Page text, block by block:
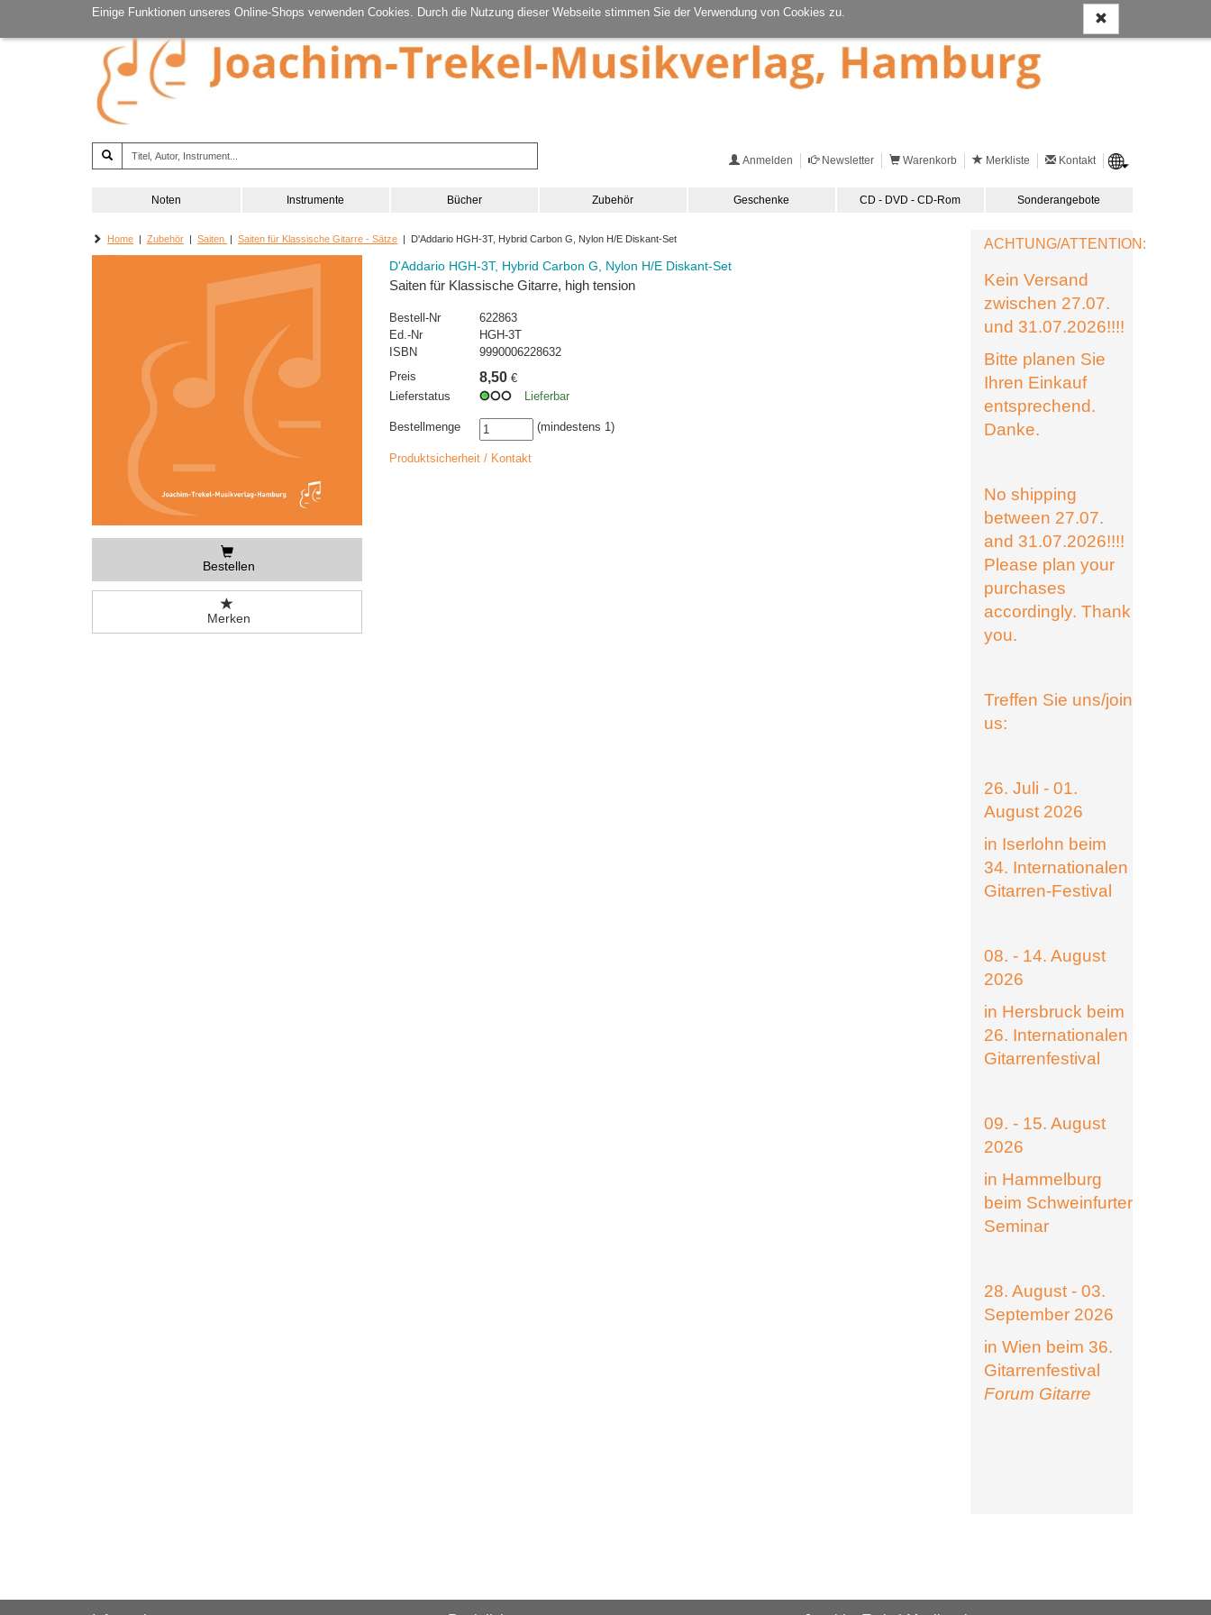
Einige Funktionen unseres Online-Shops verwenden Cookies. Durch die Nutzung dieser Webseite stimmen Sie der Verwendung von Cookies zu.
Anmelden Newsletter Warenkorb Merkliste Kontakt
Noten Instrumente Bücher Zubehör Geschenke CD - DVD - CD-Rom Sonderangebote
Home | Zubehör | Saiten | Saiten für Klassische Gitarre - Sätze | D'Addario HGH-3T, Hybrid Carbon G, Nylon H/E Diskant-Set
Bestellen
Merken
D'Addario HGH-3T, Hybrid Carbon G, Nylon H/E Diskant-Set
Saiten für Klassische Gitarre, high tension
Bestell-Nr
622863
Ed.-Nr
HGH-3T
ISBN
9990006228632
Preis
8,50 €
Lieferstatus
Lieferbar
Bestellmenge (mindestens 1)
Produktsicherheit / Kontakt
ACHTUNG/ATTENTION:
Kein Versand
zwischen 27.07.
und 31.07.2026!!!!
Bitte planen Sie
Ihren Einkauf
entsprechend.
Danke.
No shipping
between 27.07.
and 31.07.2026!!!!
Please plan your
purchases
accordingly. Thank
you.
Treffen Sie uns/join
us:
26. Juli - 01.
August 2026
in Iserlohn beim
34. Internationalen
Gitarren-Festival
08. - 14. August
2026
in Hersbruck beim
26. Internationalen
Gitarrenfestival
09. - 15. August
2026
in Hammelburg
beim Schweinfurter
Seminar
28. August - 03.
September 2026
in Wien beim 36.
Gitarrenfestival
Forum Gitarre